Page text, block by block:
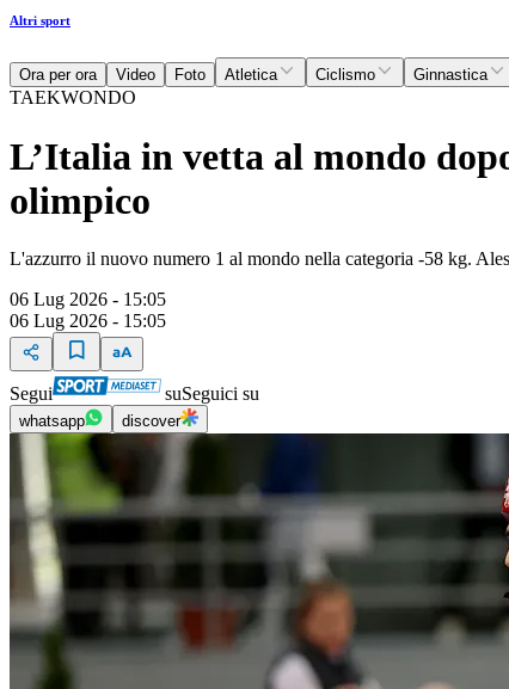
Altri sport
Ora per ora Video Foto Atletica Ciclismo Ginnastica
TAEKWONDO
L’Italia in vetta al mondo
olimpico
L'azzurro il nuovo numero 1 al mondo nella categoria -58 kg.
06 Lug 2026 - 15:05
06 Lug 2026 - 15:05
Segui suSeguici su
whatsapp discover